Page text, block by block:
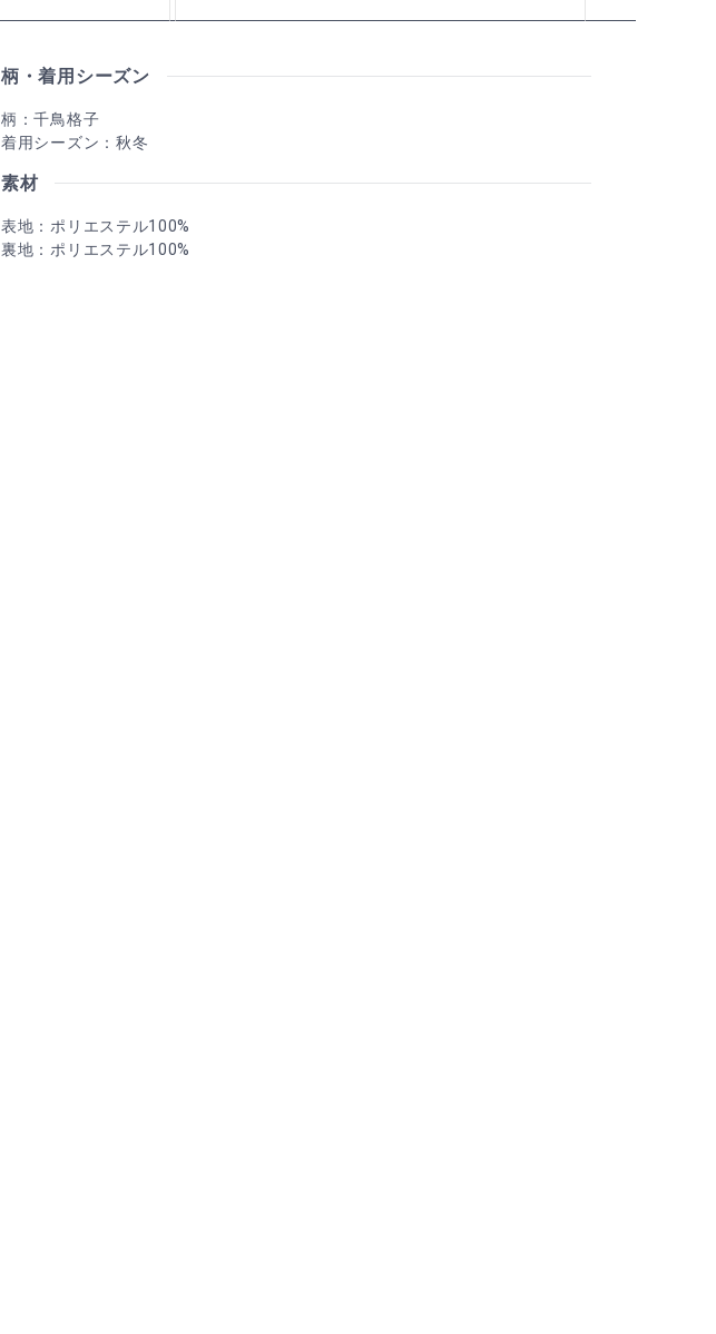
柄・着用シーズン
柄：千鳥格子
着用シーズン：秋冬
素材
表地：ポリエステル100%
裏地：ポリエステル100%